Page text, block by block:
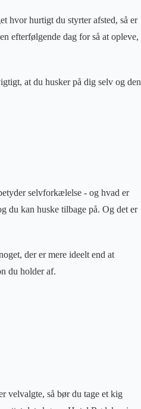
hvor hurtigt du styrter afsted, så er
efterfølgende dag for så at opleve,
at du husker på dig selv og den
selvforkælelse - og hvad er
du kan huske tilbage på. Og det er
der er mere ideelt end at
du holder af.
velvalgte, så bør du tage et kig